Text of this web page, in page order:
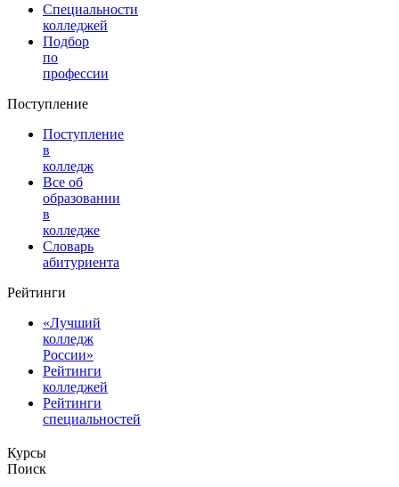
Специальности
колледжей
Подбор
по
профессии
Поступление
Поступление
в
колледж
Все об
образовании
в
колледже
Словарь
абитуриента
Рейтинги
«Лучший
колледж
России»
Рейтинги
колледжей
Рейтинги
специальностей
Курсы
Поиск